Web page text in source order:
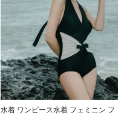
水着 ワンピース水着 フェミニン フ